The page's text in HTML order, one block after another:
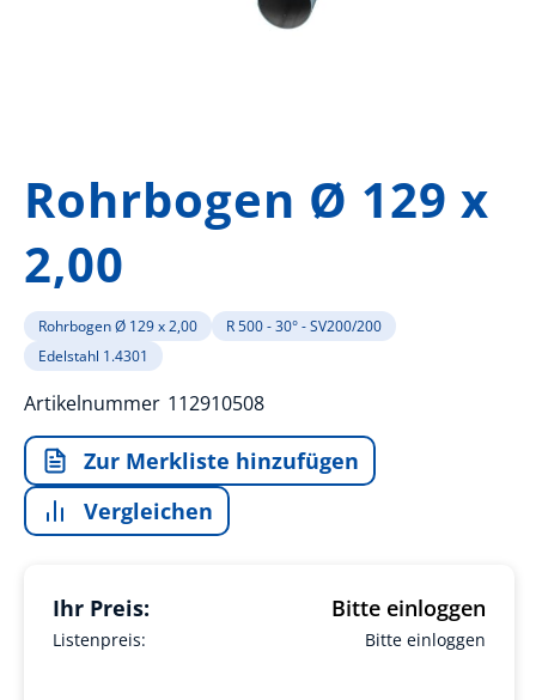
der
Bildergalerie
springen
Rohrbogen Ø 129 x
2,00
Rohrbogen Ø 129 x 2,00
R 500 - 30° - SV200/200
Edelstahl 1.4301
Artikelnummer 112910508
Zur Merkliste hinzufügen
Vergleichen
Listenpreis: Bitte einloggen
Ihr Preis: Bitte einloggen